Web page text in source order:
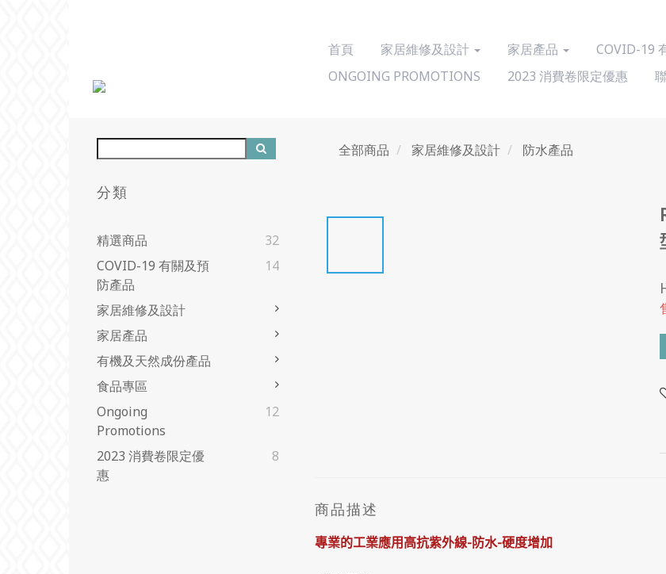
首頁 家居維修及設計 家居產品 COVID-19
ONGOING PROMOTIONS
2023 消費卷限定優惠
分類
精選商品
32
COVID-19 有關及預
防產品
14
家居維修及設計
家居產品
有機及天然成份產品
食品專區
Ongoing
Promotions
12
2023 消費卷限定優
惠
8
全部商品 家居維修及設計 防水產品
商品描述
專業的工業應用高抗紫外線-防水-硬度增加